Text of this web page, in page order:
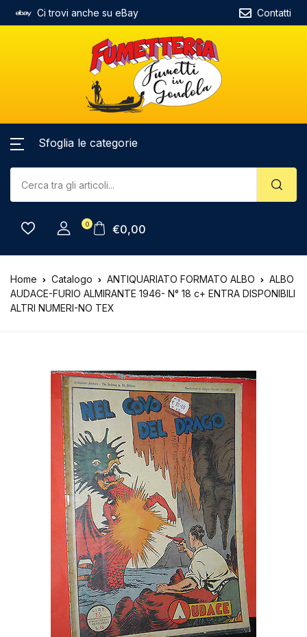
Ci trovi anche su eBay Contatti
Sfoglia le categorie
0 €0,00
Home Catalogo ANTIQUARIATO FORMATO ALBO
ALBO
AUDACE-FURIO ALMIRANTE 1946- N° 18 c+ ENTRA DISPONIBILI
ALTRI NUMERI-NO TEX